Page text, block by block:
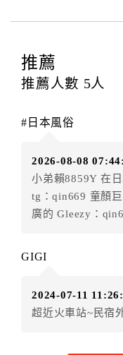
本契約之房價經雙
金及服務費），乙方
第四條（入住、退房
甲、乙雙方同意
式。
第六條（定金或預
乙方接受甲方訂
第七條（甲方解約時
準返還已繳之定金金
一、甲方解約通知
推薦
推薦人數 5人
#日本風俗
2026-08-08
小弟賴8859Y 在
tg：qin669 童顏
廣的 Gleezy：
GIGI
2024-07-11
超近火車站~民宿